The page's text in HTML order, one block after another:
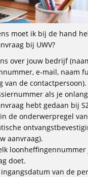
moet ik bij de hand
bij UWV?
over jouw bedrijf
e-mail, naam
van de contactpersoon).
als je
hebt gedaan bij
de onderwerpregel
aanvraag).
loonheffingennummer
doet.
van de